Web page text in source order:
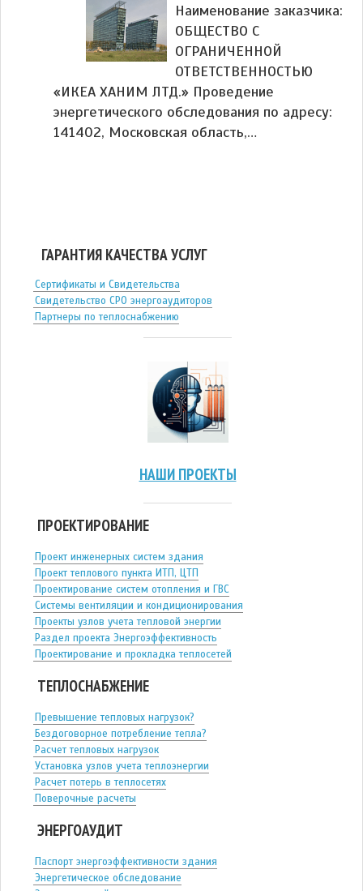
Наименование заказчика:
ОБЩЕСТВО С
ОГРАНИЧЕННОЙ
ОТВЕТСТВЕННОСТЬЮ
«ИКЕА ХАНИМ ЛТД.» Проведение
энергетического обследования по адресу:
141402, Московская область,…
ГАРАНТИЯ КАЧЕСТВА УСЛУГ
Сертификаты и Свидетельства
Свидетельство СРО энергоаудиторов
Партнеры по теплоснабжению
НАШИ ПРОЕКТЫ
ПРОЕКТИРОВАНИЕ
Проект инженерных систем здания
Проект теплового пункта ИТП, ЦТП
Проектирование систем отопления и ГВС
Системы вентиляции и кондиционирования
Проекты узлов учета тепловой энергии
Раздел проекта Энергоэффективность
Проектирование и прокладка теплосетей
ТЕПЛОСНАБЖЕНИЕ
Превышение тепловых нагрузок?
Бездоговорное потребление тепла?
Расчет тепловых нагрузок
Установка узлов учета теплоэнергии
Расчет потерь в теплосетях
Поверочные расчеты
ЭНЕРГОАУДИТ
Паспорт энергоэффективности здания
Энергетическое обследование